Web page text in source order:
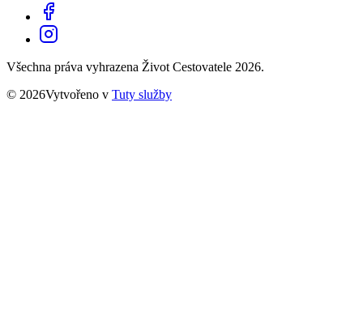
Všechna práva vyhrazena Život Cestovatele 2026.
© 2026Vytvořeno v Tuty služby